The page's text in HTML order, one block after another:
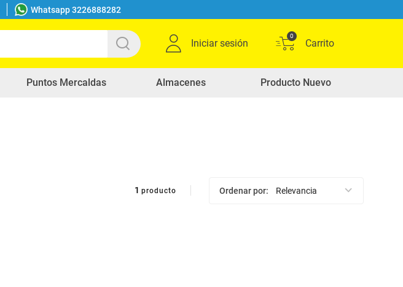
Whatsapp 3226888282
Iniciar sesión
0
Puntos Mercaldas Almacenes Producto Nuevo
1 producto Ordenar por Relevancia